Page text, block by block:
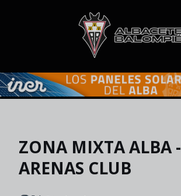
Skip to main content
ZONA MIXTA ALBA -
ARENAS CLUB